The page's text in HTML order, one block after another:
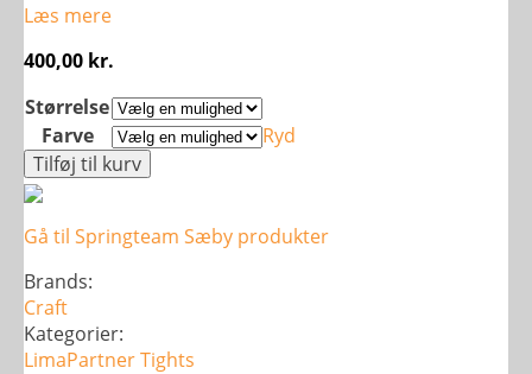
Læs mere
400,00 kr.
Størrelse
Farve
Ryd
Craft
Rush
Tights
Dame
antal
Tilføj til kurv
Gå til Springteam Sæby produkter
Brands:
Craft
Kategorier:
LimaPartnerTights